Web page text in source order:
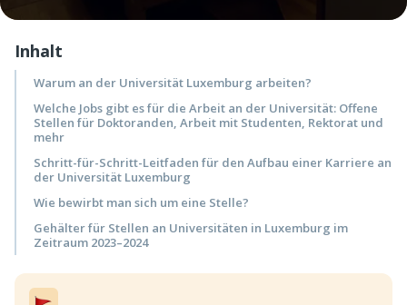
Inhalt
Warum an der Universität Luxemburg arbeiten?
Welche Jobs gibt es für die Arbeit an der Universität: Offene
Stellen für Doktoranden, Arbeit mit Studenten, Rektorat und
mehr
Schritt-für-Schritt-Leitfaden für den Aufbau einer Karriere an
der Universität Luxemburg
Wie bewirbt man sich um eine Stelle?
Gehälter für Stellen an Universitäten in Luxemburg im
Zeitraum 2023–2024